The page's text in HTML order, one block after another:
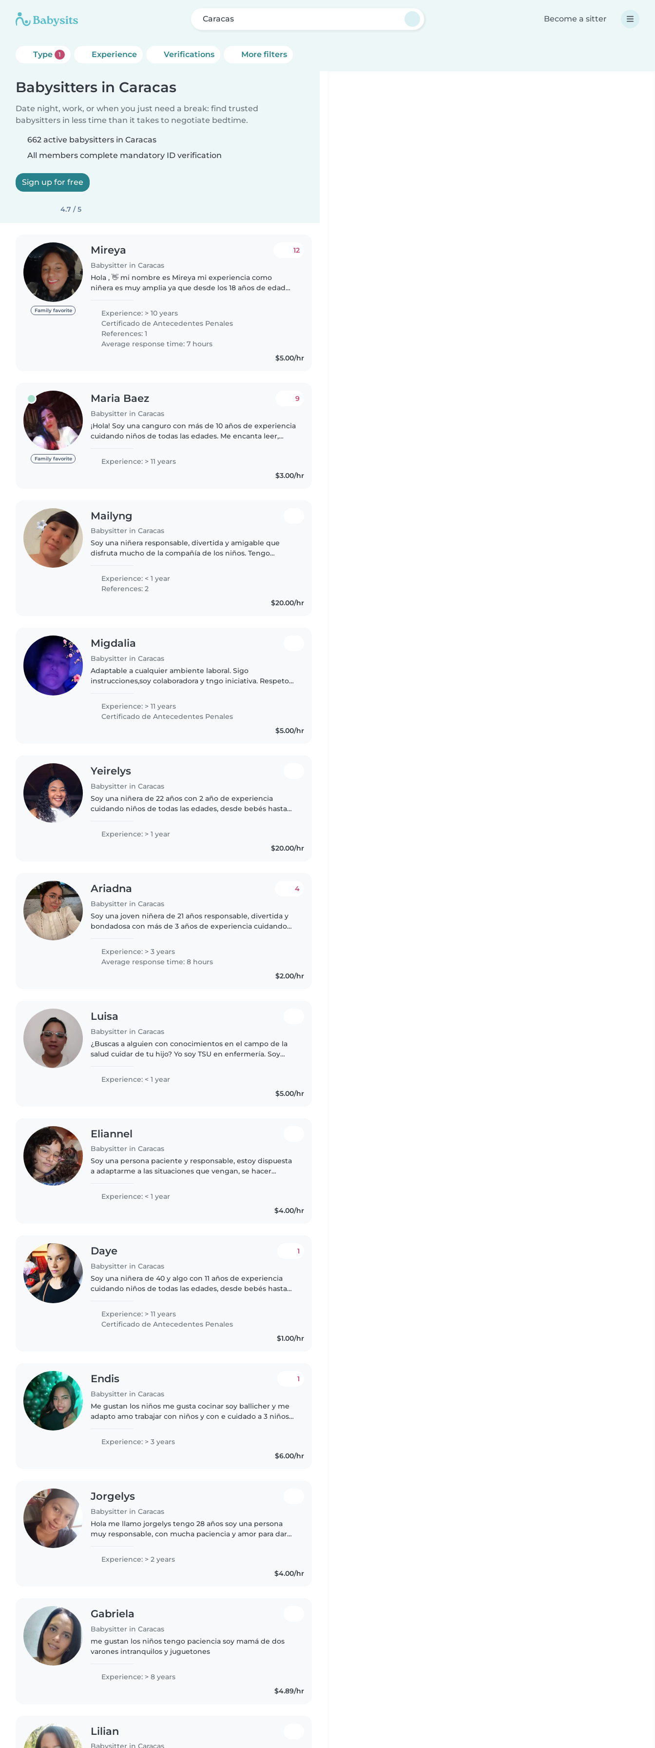
Caracas Become a sitter
Type 1 Experience Verifications More filters
Babysitters in Caracas
Date night, work, or when you just need a break: find trusted
babysitters in less time than it takes to negotiate bedtime.
662 active babysitters in Caracas
All members complete mandatory ID verification
Sign up for free
4.7 / 5
Family favorite
Mireya
Babysitter in Caracas
12
Hola , 👋 mi nombre es Mireya mi experiencia como
niñera es muy amplia ya que desde los 18 años de edad
domicilio estudie educación..
Experience: > 10 years
Certificado de Antecedentes Penales
References: 1
Average response time: 7 hours
$5.00/hr
Family favorite
Maria Baez
Babysitter in Caracas
9
¡Hola! Soy una canguro con más de 10 años de experiencia
cuidando niños de todas las edades. Me encanta leer,
Experience: > 11 years
$3.00/hr
Mailyng
Babysitter in Caracas
Soy una niñera responsable, divertida y amigable que
disfruta mucho de la compañía de los niños. Tengo
me encanta leerles cuentos..
Experience: < 1 year
References: 2
$20.00/hr
Migdalia
Babysitter in Caracas
Adaptable a cualquier ambiente laboral. Sigo
instrucciones,soy colaboradora y tngo iniciativa. Respeto
cualquier horario laboral...
Experience: > 11 years
Certificado de Antecedentes Penales
$5.00/hr
Yeirelys
Babysitter in Caracas
Soy una niñera de 22 años con 2 año de experiencia
cuidando niños de todas las edades, desde bebés hasta
responsable y paciente. Puedo..
Experience: > 1 year
$20.00/hr
Ariadna
Babysitter in Caracas
4
Soy una joven niñera de 21 años responsable, divertida y
bondadosa con más de 3 años de experiencia cuidando
adolescentes. Estoy estudiando..
Experience: > 3 years
Average response time: 8 hours
$2.00/hr
Luisa
Babysitter in Caracas
¿Buscas a alguien con conocimientos en el campo de la
salud cuidar de tu hijo? Yo soy TSU en enfermería. Soy
Experience: < 1 year
$5.00/hr
Eliannel
Babysitter in Caracas
Soy una persona paciente y responsable, estoy dispuesta
a adaptarme a las situaciones que vengan, se hacer
Experience: < 1 year
$4.00/hr
Daye
Babysitter in Caracas
1
Soy una niñera de 40 y algo con 11 años de experiencia
cuidando niños de todas las edades, desde bebés hasta
calmada y muy paciente...
Experience: > 11 years
Certificado de Antecedentes Penales
$1.00/hr
Endis
Babysitter in Caracas
1
Me gustan los niños me gusta cocinar soy ballicher y me
adapto amo trabajar con niños y con e cuidado a 3 niños
cuidar niños..
Experience: > 3 years
$6.00/hr
Jorgelys
Babysitter in Caracas
Hola me llamo jorgelys tengo 28 años soy una persona
muy responsable, con mucha paciencia y amor para dar
He cuidado niños y adultos..
Experience: > 2 years
$4.00/hr
Gabriela
Babysitter in Caracas
me gustan los niños tengo paciencia soy mamá de dos
varones intranquilos y juguetones
Experience: > 8 years
$4.89/hr
Lilian
Babysitter in Caracas